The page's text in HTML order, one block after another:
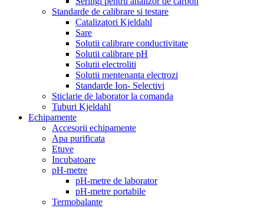
Standarde de calibrare si testare
Catalizatori Kjeldahl
Sare
Solutii calibrare conductivitate
Solutii calibrare pH
Solutii electroliti
Solutii mentenanta electrozi
Standarde Ion- Selectivi
Sticlarie de laborator la comanda
Tuburi Kjeldahl
Echipamente
Accesorii echipamente
Apa purificata
Etuve
Incubatoare
pH-metre
pH-metre de laborator
pH-metre portabile
Termobalante